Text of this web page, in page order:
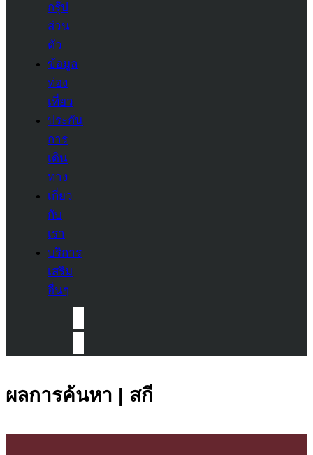
กรุ๊ป
ส่วน
ตัว
ข้อมูล
ท่อง
เที่ยว
ประกัน
การ
เดิน
ทาง
เกี่ยว
กับ
เรา
บริการ
เสริม
อื่นๆ
ผลการค้นหา | สกี